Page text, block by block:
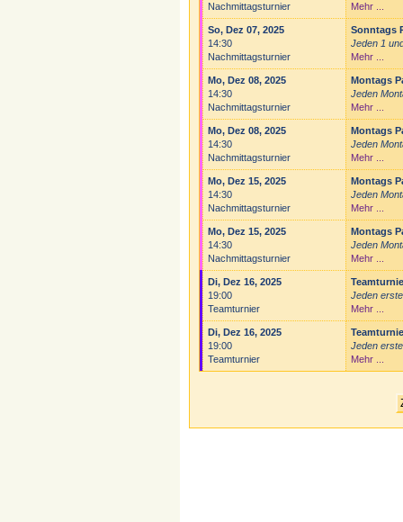
Nachmittagsturnier
Mehr ...
So, Dez 07, 2025
14:30
Nachmittagsturnier
Sonntags
Jeden 1
Mehr ...
Mo, Dez 08, 2025
14:30
Nachmittagsturnier
Montags
Jeden
Mehr ...
Mo, Dez 08, 2025
14:30
Nachmittagsturnier
Montags
Jeden
Mehr ...
Mo, Dez 15, 2025
14:30
Nachmittagsturnier
Montags
Jeden
Mehr ...
Mo, Dez 15, 2025
14:30
Nachmittagsturnier
Montags
Jeden
Mehr ...
Di, Dez 16, 2025
19:00
Teamturnier
Jeden
Mehr ...
Di, Dez 16, 2025
19:00
Teamturnier
Jeden
Mehr ...